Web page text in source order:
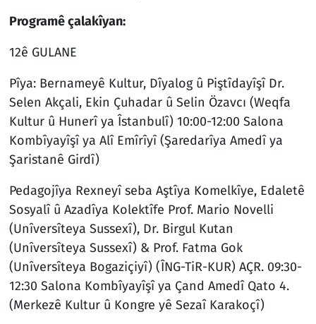
Programê çalakîyan:
12ê GULANE
Pîya: Bernameyê Kultur, Dîyalog û Piştîdayîşî Dr.
Selen Akçali, Ekin Çuhadar û Selin Özavcı (Weqfa
Kultur û Hunerî ya Îstanbulî) 10:00-12:00 Salona
Kombîyayîşî ya Alî Emîrîyî (Şaredarîya Amedî ya
Şaristanê Girdî)
Pedagojîya Rexneyî seba Aştîya Komelkîye, Edaletê
Sosyalî û Azadîya Kolektîfe Prof. Mario Novelli
(Unîversîteya Sussexî), Dr. Birgul Kutan
(Unîversîteya Sussexî) & Prof. Fatma Gok
(Unîversîteya Bogaziçiyî) (ÎNG-TiR-KUR) AÇR. 09:30-
12:30 Salona Kombîyayîşî ya Çand Amedî Qato 4.
(Merkezê Kultur û Kongre yê Sezaî Karakoçî)